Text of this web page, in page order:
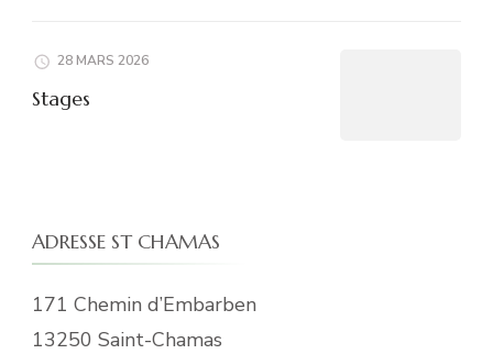
28 MARS 2026
Stages
ADRESSE ST CHAMAS
171 Chemin d’Embarben
13250 Saint-Chamas